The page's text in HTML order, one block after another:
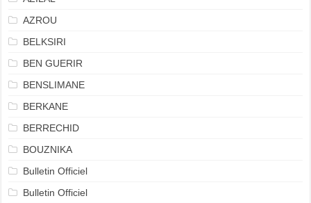
AZROU
BELKSIRI
BEN GUERIR
BENSLIMANE
BERKANE
BERRECHID
BOUZNIKA
Bulletin Officiel
Bulletin Officiel